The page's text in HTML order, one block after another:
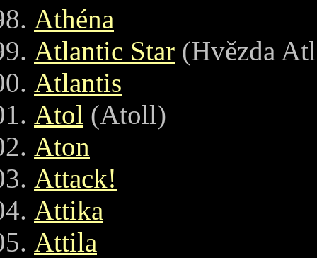
Athéna
Atlantic Star (Hvězda
Atlantis
Atol (Atoll)
Aton
Attack!
Attika
Attila